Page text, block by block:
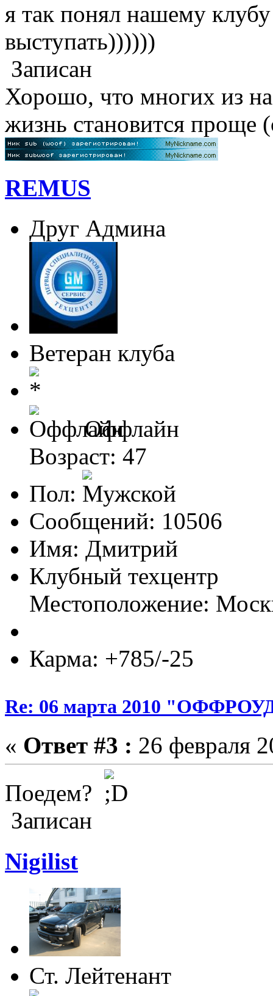
я так понял нашему клубу
выступать))))))
Записан
Хорошо, что многих из
жизнь становится проще
REMUS
Друг Админа
Ветеран клуба
Оффлайн
Возраст: 47
Пол:
Сообщений: 10506
Имя: Дмитрий
Клубный техцентр
Местоположение:
Карма: +785/-25
Re: 06 марта 2010
« Ответ #3 : 26 февраля
Поедем?
Записан
Nigilist
Ст. Лейтенант